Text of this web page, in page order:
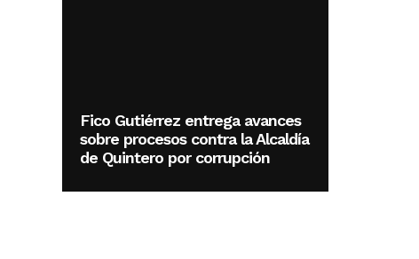
Fico Gutiérrez entrega avances
sobre procesos contra la Alcaldía
de Quintero por corrupción